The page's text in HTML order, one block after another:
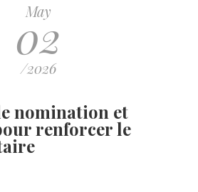
May
02
/2026
nomination et
renforcer le